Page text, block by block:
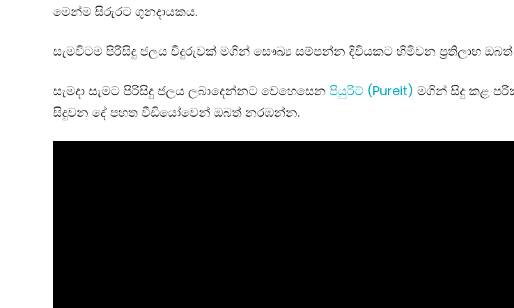
මෙන්ම සිරුරට ගුනදායකය.
සැමවිටම පිරිසිදු ජලය වීදුරුවක් මගින් සෞඛ්‍ය සම්පන්න දිවියකට හිමිවන ප්‍රතිලාභ
සැමදා සැමට පිරිසිදු ජලය ලබාදෙන්නට වෙහෙසෙන පියුරිට් (Pureit) මගින් සිදු කළ
සිදුවන දේ පහත වීඩියෝවෙන් ඔබත් නරඹන්න.